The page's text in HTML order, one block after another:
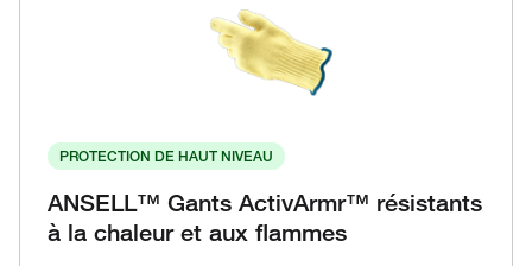
PROTECTION DE HAUT NIVEAU
ANSELL™ Gants ActivArmr™ résistants
à la chaleur et aux flammes